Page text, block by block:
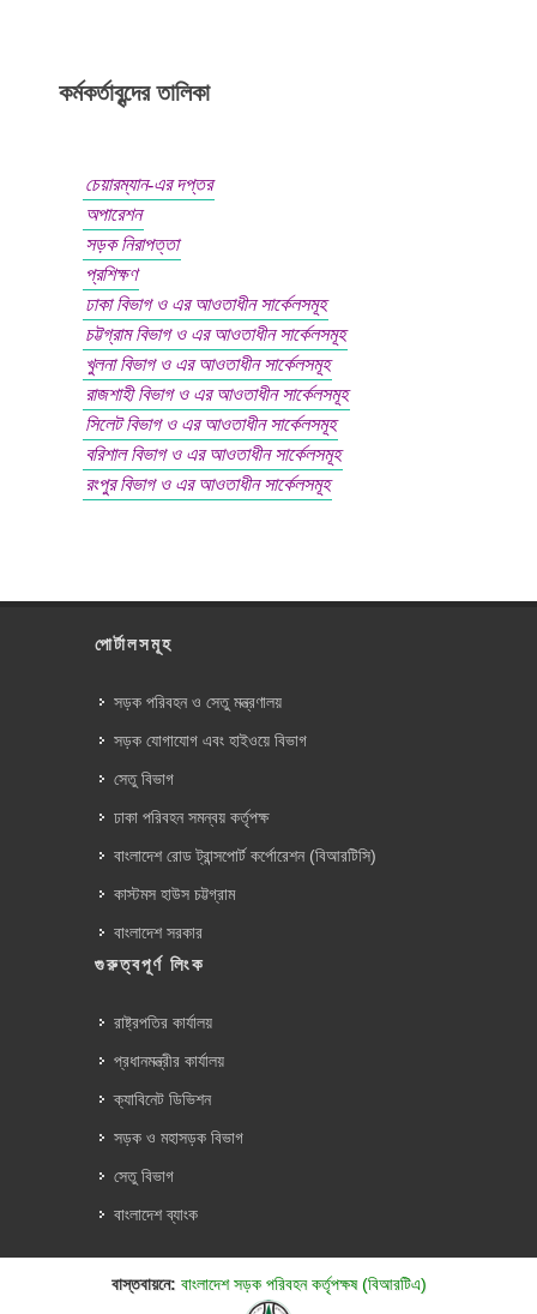
কর্মকর্তাবৃন্দের তালিকা
চেয়ারম্যান-এর দপ্তর
অপারেশন
সড়ক নিরাপত্তা
প্রশিক্ষণ
ঢাকা বিভাগ ও এর আওতাধীন সার্কেলসমূহ
চট্টগ্রাম বিভাগ ও এর আওতাধীন সার্কেলসমূহ
খুলনা বিভাগ ও এর আওতাধীন সার্কেলসমূহ
রাজশাহী বিভাগ ও এর আওতাধীন সার্কেলসমূহ
সিলেট বিভাগ ও এর আওতাধীন সার্কেলসমূহ
বরিশাল বিভাগ ও এর আওতাধীন সার্কেলসমূহ
রংপুর বিভাগ ও এর আওতাধীন সার্কেলসমূহ
পোর্টালসমূহ
সড়ক পরিবহন ও সেতু মন্ত্রণালয়
সড়ক যোগাযোগ এবং হাইওয়ে বিভাগ
সেতু বিভাগ
ঢাকা পরিবহন সমন্বয় কর্তৃপক্ষ
বাংলাদেশ রোড ট্রান্সপোর্ট কর্পোরেশন (বিআরটিসি)
কাস্টমস হাউস চট্টগ্রাম
বাংলাদেশ সরকার
গুরুত্বপূর্ণ লিংক
রাষ্ট্রপতির কার্যালয়
প্রধানমন্ত্রীর কার্যালয়
ক্যাবিনেট ডিভিশন
সড়ক ও মহাসড়ক বিভাগ
সেতু বিভাগ
বাংলাদেশ ব্যাংক
বাস্তবায়নে: বাংলাদেশ সড়ক পরিবহন কর্তৃপক্ষ (বিআরটিএ)